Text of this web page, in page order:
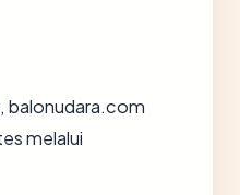
balonudara.com
melalui